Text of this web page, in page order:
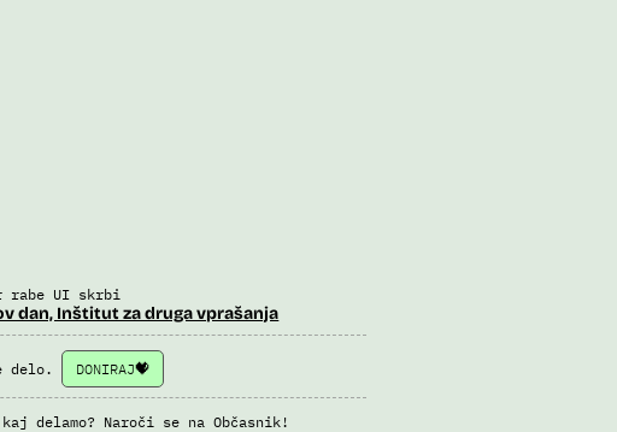
rabe UI skrbi
dan, Inštitut za druga vprašanja
delo. DONIRAJ
delamo? Naroči se na Občasnik!